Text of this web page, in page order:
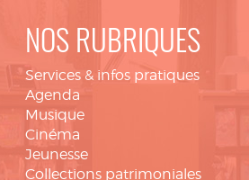
NOS RUBRIQUES
Services & infos pratiques
Agenda
Musique
Cinéma
Jeunesse
Collections patrimoniales